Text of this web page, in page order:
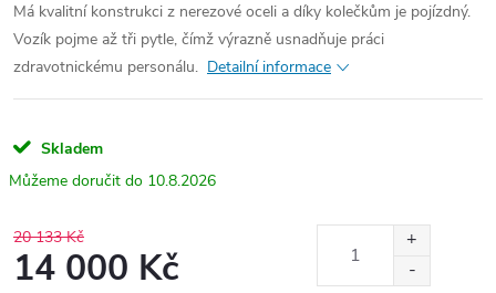
Má kvalitní konstrukci z nerezové oceli a díky kolečkům je pojízdný.
Vozík pojme až tři pytle, čímž výrazně usnadňuje práci
zdravotnickému personálu. Detailní informace
Skladem
10.8.2026
20 133 Kč
14 000 Kč